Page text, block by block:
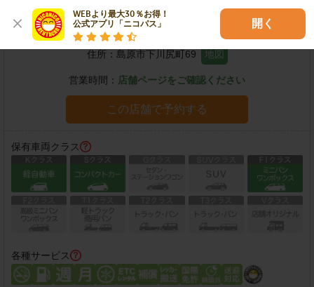
WEBより最大30％お得！
公式アプリ「ニコパス」
開く
島原外港店
住所： 島原市下川尻町69 地図
営業時間： 店舗ページをご確認ください
この店舗で予約する
保有車両クラス
各種サービス